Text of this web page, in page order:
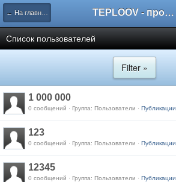
← На главную TEPLOOV - программный комплекс для расчёта систем отопления и вентиляции
Список пользователей
Filter »
1 000 000
0 сообщений · Группа: Пользователи · Публикации
123
0 сообщений · Группа: Пользователи · Публикации
12345
0 сообщений · Группа: Пользователи · Публикации